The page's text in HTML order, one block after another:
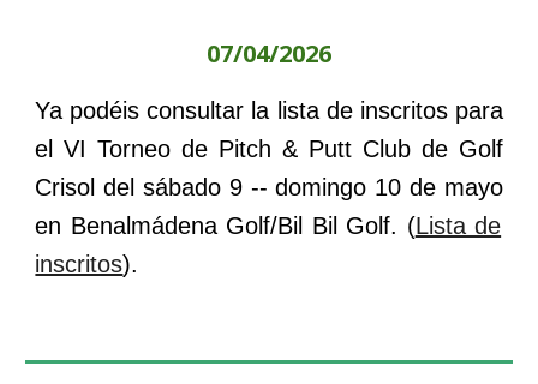
07/04/2026
Ya podéis consultar la lista de inscritos para
el VI Torneo de Pitch & Putt Club de Golf
Crisol del sábado 9-- domingo 10 de mayo
en Benalmádena Golf/Bil Bil Golf. (Lista de
inscritos).